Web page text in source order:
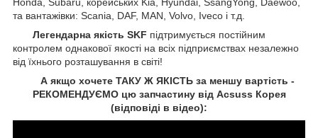
та вантажівки: Scania, DAF, MAN, Volvo, Iveco і т.д.
Легендарна якість SKF підтримується постійним
контролем однакової якості на всіх підприємствах незалежно
від їхнього розташування в світі!
А якщо хочете ТАКУ Ж ЯКІСТЬ за меншу вартість -
РЕКОМЕНДУЄМО цю запчастину від Acsuss Корея
(відповіді в відео):